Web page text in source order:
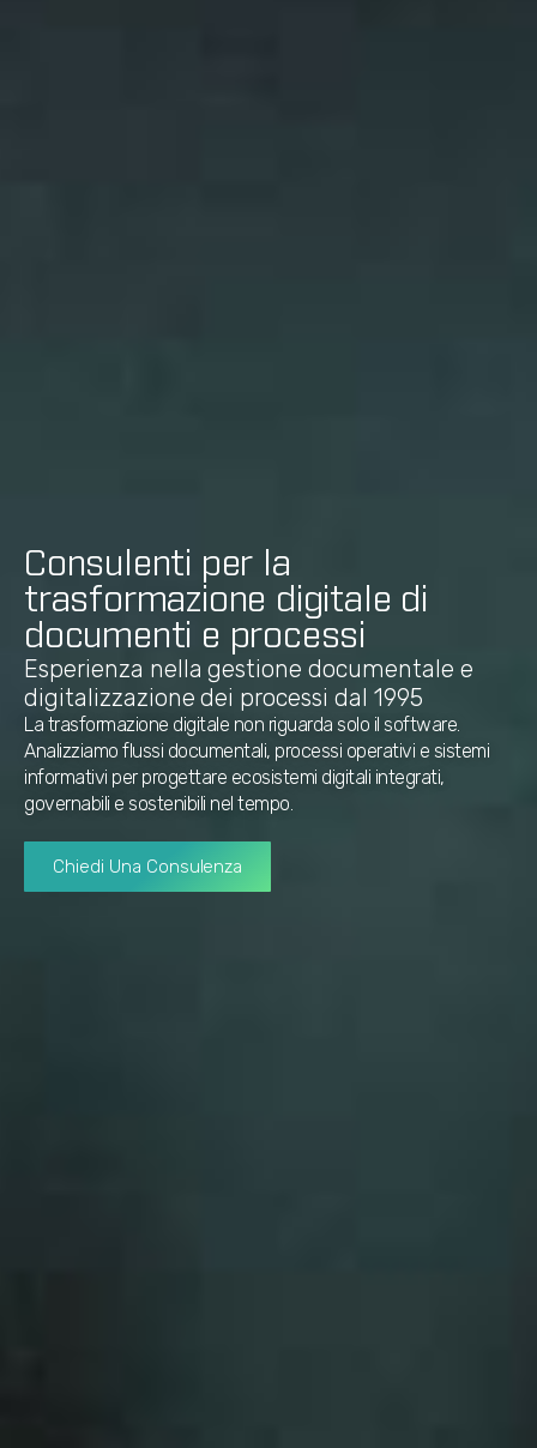
Consulenti per la
trasformazione digitale di
documenti e processi
Esperienza nella gestione documentale e
digitalizzazione dei processi dal 1995
La trasformazione digitale non riguarda solo il software.
Analizziamo flussi documentali, processi operativi e sistemi
informativi per progettare ecosistemi digitali integrati,
governabili e sostenibili nel tempo.
Chiedi Una Consulenza